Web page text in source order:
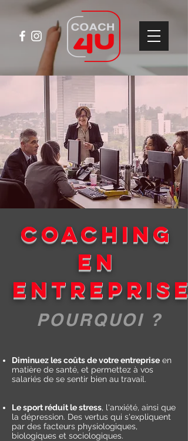
COAching
en
entreprise
POURQUOI ?
Diminuez les coûts de votre entreprise en
matière de santé, et permettez à vos
salariés de se sentir bien au travail.
Le sport réduit le stress, l'anxiété, ainsi que
la dépression. Des vertus qui s'expliquent
par des facteurs physiologiques,
biologiques et sociologiques.